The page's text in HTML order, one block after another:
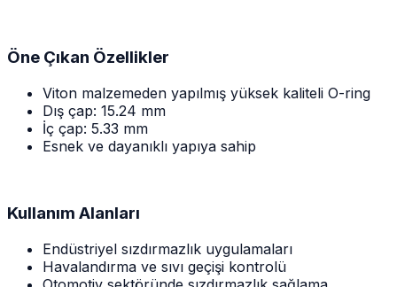
Öne Çıkan Özellikler
Viton malzemeden yapılmış yüksek kaliteli O-ring
Dış çap: 15.24 mm
İç çap: 5.33 mm
Esnek ve dayanıklı yapıya sahip
Kullanım Alanları
Endüstriyel sızdırmazlık uygulamaları
Havalandırma ve sıvı geçişi kontrolü